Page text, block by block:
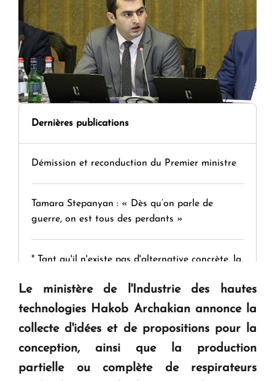
Dernières publications
Démission et reconduction du Premier ministre
Tamara Stepanyan : « Dès qu’on parle de
guerre, on est tous des perdants »
" Tant qu'il n'existe pas d'alternative concrète, la
KASA : 30 ans d'audace, de résilience et d'avenir
en Arménie
Le premier hôtel Hyatt Regency d'Arménie
Le ministère de l'Industrie des hautes
technologies Hakob Archakian annonce la
collecte d'idées et de propositions pour la
conception, ainsi que la production
partielle ou complète de respirateurs